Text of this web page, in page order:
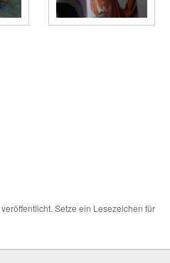
veröffentlicht. Setze ein Lesezeichen für